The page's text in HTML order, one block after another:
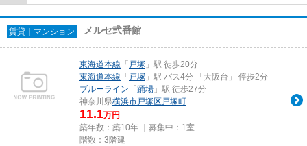
賃貸｜マンション メルセ弐番館
東海道本線 「 戸塚 」駅 徒歩20分
東海道本線 「 戸塚 」駅 バス4分 「大阪台」 停歩2分
ブルーライン 「 踊場 」駅 徒歩27分
神奈川県横浜市戸塚区 戸塚町
11.1万円
築年数：築10年 ｜募集中： 1室
階数：3階建